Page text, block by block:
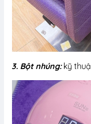
3. Bột nhúng:kỹ